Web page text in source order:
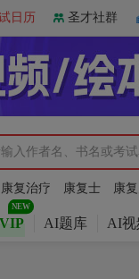
日历 圣才社群
康复治疗 康复士 康
AI题库 AI视